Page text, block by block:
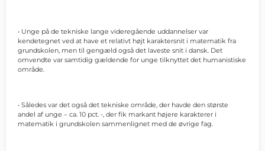
• Unge på de tekniske lange videregående uddannelser var
kendetegnet ved at have et relativt højt karaktersnit i matematik fra
grundskolen, men til gengæld også det laveste snit i dansk. Det
omvendte var samtidig gældende for unge tilknyttet det humanistiske
område.
• Således var det også det tekniske område, der havde den største
andel af unge – ca. 10 pct. -, der fik markant højere karakterer i
matematik i grundskolen sammenlignet med de øvrige fag.